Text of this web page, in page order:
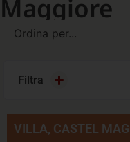
Maggiore
Filtra
VILLA, CASTEL